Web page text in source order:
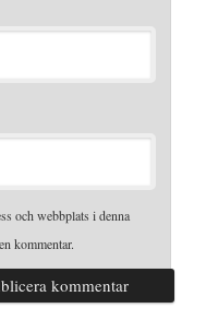
och webbplats i denna
kommentar.